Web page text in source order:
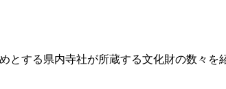
する県内寺社が所蔵する文化財の数々を